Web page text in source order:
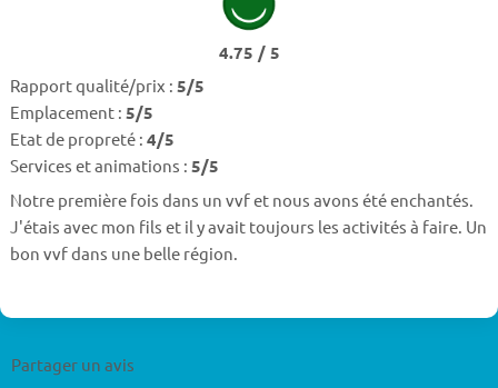
4.75 / 5
Rapport qualité/prix : 5/5
Emplacement : 5/5
Etat de propreté : 4/5
Services et animations : 5/5
Notre première fois dans un vvf et nous avons été enchantés.
J'étais avec mon fils et il y avait toujours les activités à faire. Un
bon vvf dans une belle région.
Partager un avis